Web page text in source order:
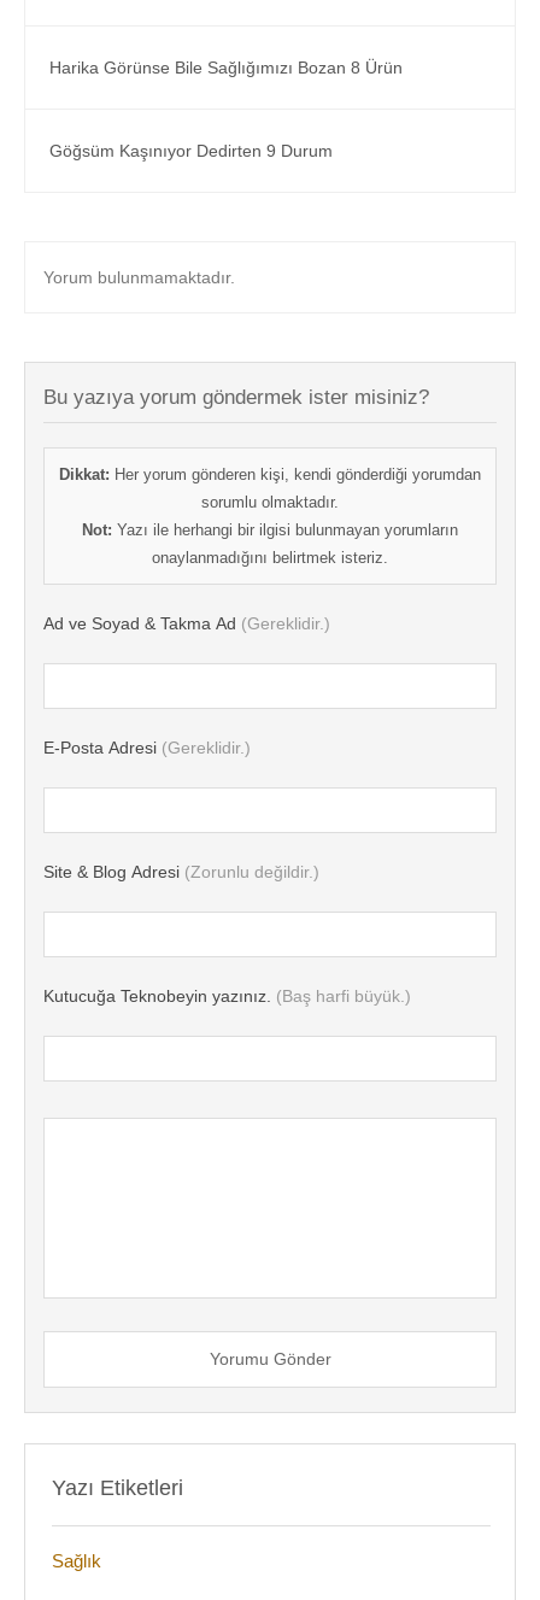
Harika Görünse Bile Sağlığımızı Bozan 8 Ürün
Göğsüm Kaşınıyor Dedirten 9 Durum
Yorum bulunmamaktadır.
Bu yazıya yorum göndermek ister misiniz?
Dikkat: Her yorum gönderen kişi, kendi gönderdiği yorumdan
sorumlu olmaktadır.
Not: Yazı ile herhangi bir ilgisi bulunmayan yorumların
onaylanmadığını belirtmek isteriz.
Ad ve Soyad & Takma Ad (Gereklidir.)
E-Posta Adresi (Gereklidir.)
Site & Blog Adresi (Zorunlu değildir.)
Kutucuğa Teknobeyin yazınız. (Baş harfi büyük.)
Yorumu Gönder
Yazı Etiketleri
Sağlık